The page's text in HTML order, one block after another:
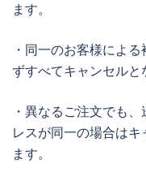
ます。
・同一のお客様によ
ずすべてキャンセルと
・異なるご注文でも
レスが同一の場合は
ます。